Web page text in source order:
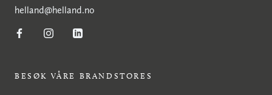
helland@helland.no
BESØK VÅRE BRANDSTORES